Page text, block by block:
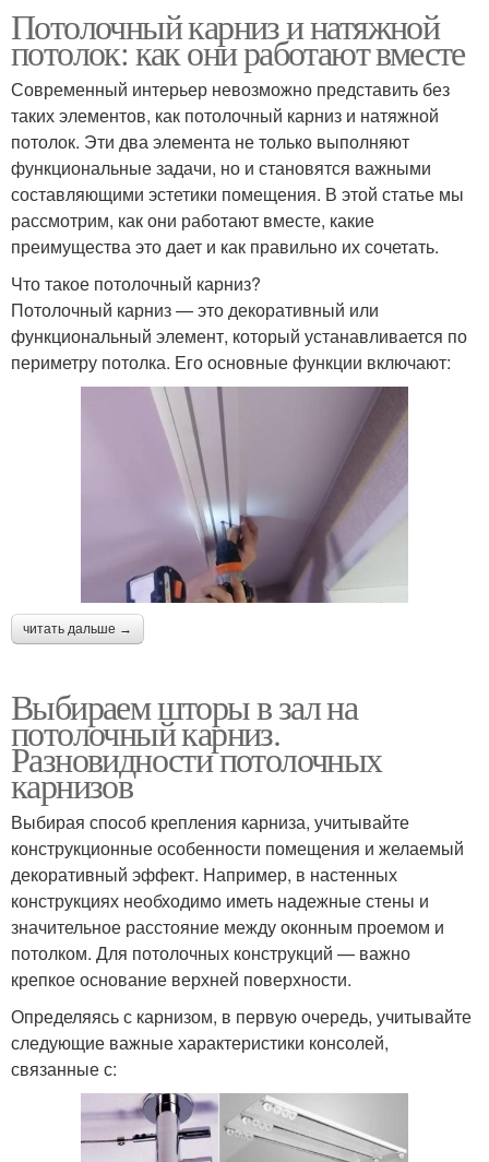
Потолочный карниз и натяжной
потолок: как они работают вместе
Современный интерьер невозможно представить без
таких элементов, как потолочный карниз и натяжной
потолок. Эти два элемента не только выполняют
функциональные задачи, но и становятся важными
составляющими эстетики помещения. В этой статье мы
рассмотрим, как они работают вместе, какие
преимущества это дает и как правильно их сочетать.
Что такое потолочный карниз?
Потолочный карниз — это декоративный или
функциональный элемент, который устанавливается по
периметру потолка. Его основные функции включают:
читать дальше →
Выбираем шторы в зал на
потолочный карниз.
Разновидности потолочных
карнизов
Выбирая способ крепления карниза, учитывайте
конструкционные особенности помещения и желаемый
декоративный эффект. Например, в настенных
конструкциях необходимо иметь надежные стены и
значительное расстояние между оконным проемом и
потолком. Для потолочных конструкций — важно
крепкое основание верхней поверхности.
Определяясь с карнизом, в первую очередь, учитывайте
следующие важные характеристики консолей,
связанные с: